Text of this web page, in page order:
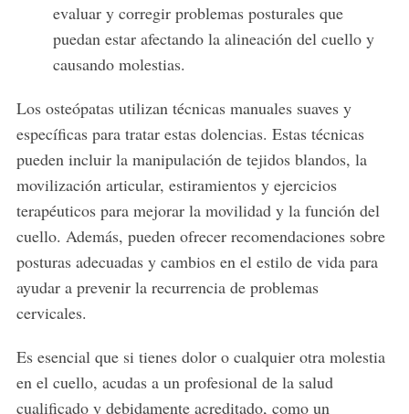
evaluar y corregir problemas posturales que
puedan estar afectando la alineación del cuello y
causando molestias.
Los osteópatas utilizan técnicas manuales suaves y
específicas para tratar estas dolencias. Estas técnicas
pueden incluir la manipulación de tejidos blandos, la
movilización articular, estiramientos y ejercicios
terapéuticos para mejorar la movilidad y la función del
cuello. Además, pueden ofrecer recomendaciones sobre
posturas adecuadas y cambios en el estilo de vida para
ayudar a prevenir la recurrencia de problemas
cervicales.
Es esencial que si tienes dolor o cualquier otra molestia
en el cuello, acudas a un profesional de la salud
cualificado y debidamente acreditado, como un